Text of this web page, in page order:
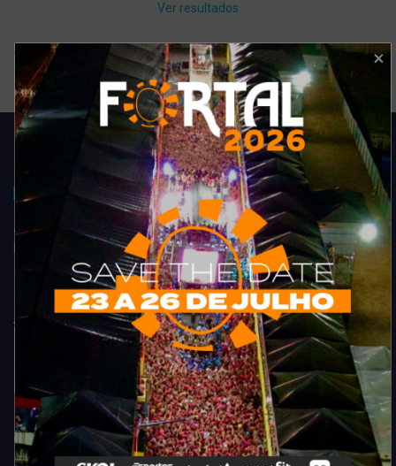
Ver resultados
Arquivo de enquete
Acompanhe todas as novidades do entretenimento na região de
Fortaleza. Dicas, promoções, coberturas exclusivas e muito mais.
Categorias